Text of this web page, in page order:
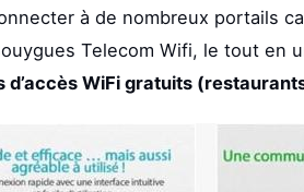
à de nombreux portails
Telecom Wifi, le tout en
d’accès WiFi gratuits